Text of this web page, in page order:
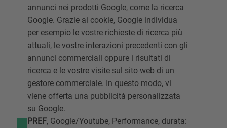
annunci nei prodotti Google, come la ricerca
Google. Grazie ai cookie, Google individua
per esempio le vostre richieste di ricerca più
attuali, le vostre interazioni precedenti con gli
annunci commerciali oppure i risultati di
ricerca e le vostre visite sul sito web di un
gestore commerciale. In questo modo, vi
viene offerta una pubblicità personalizzata
su Google.
PREF, Google/Youtube, Performance, durata: